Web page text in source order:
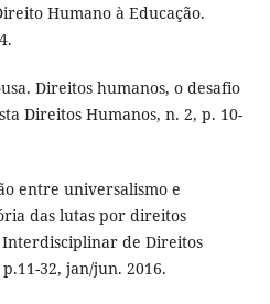
Humano à Educação.
Direitos humanos, o desafio
Direitos Humanos, n. 2, p. 10-
entre universalismo e
das lutas por direitos
Interdisciplinar de Direitos
32, jan/jun. 2016.